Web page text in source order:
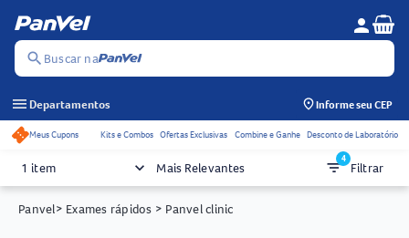
search Buscar na
Menu do
person
menu Departamentos Informe seu CEP
Acessos rápidos do cabeçalho
Meus Cupons Kits e Combos Ofertas Exclusivas Combine e Ganhe Desconto de Laboratório
1 item keyboard_arrow_down Mais Relevantes filter_list4
Filtrar
Panvel> Exames rápidos > Panvel clinic